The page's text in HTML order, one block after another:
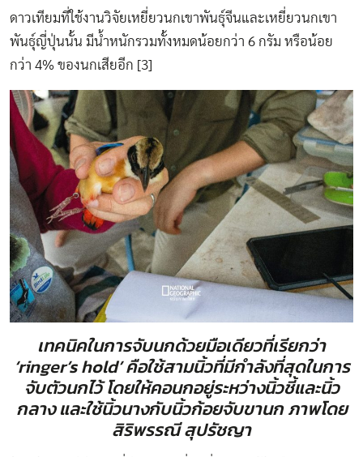
ดาวเทียมที่ใช้งานวิจัยเหยี่ยวนกเขาพันธุ์จีนและเหยี่ยวนกเขา
พันธุ์ญี่ปุ่นนั้น มีน้ำหนักรวมทั้งหมดน้อยกว่า 6 กรัม หรือน้อย
กว่า 4% ของนกเสียอีก [3]
เทคนิคในการจับนกด้วยมือเดียวที่เรียกว่า
‘ringer’s hold’ คือใช้สามนิ้วที่มีกำลังที่สุดในการ
จับตัวนกไว้ โดยให้คอนกอยู่ระหว่างนิ้วชี้และนิ้ว
กลาง และใช้นิ้วนางกับนิ้วก้อยจับขานก ภาพโดย
สิริพรรณี สุปรัชญา